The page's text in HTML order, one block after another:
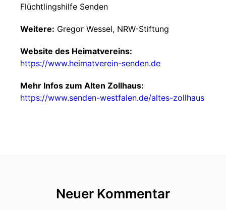
Flüchtlingshilfe Senden
Weitere: Gregor Wessel, NRW-Stiftung
Website des Heimatvereins:
https://www.heimatverein-senden.de
Mehr Infos zum Alten Zollhaus:
https://www.senden-westfalen.de/altes-zollhaus
Neuer Kommentar